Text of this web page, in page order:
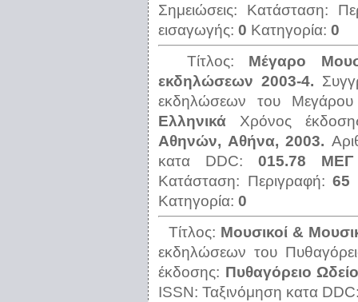
Σημειώσεις: Κατάσταση:
εισαγωγής: 0 Κατηγορία: 0
Τίτλος: Μέγαρο
εκδηλώσεων 2003-4.
εκδηλώσεων του
Ελληνικά
Χρόνος
Αθηνών, Αθήνα, 2003.
κατα DDC: 015.78 ΜΕΓ
Κατάσταση: Περιγραφή:65
Κατηγορία: 0
Τίτλος: Μουσικοί &
εκδηλώσεων του
έκδοσης: Πυθαγόρειο
ISSN: Ταξινόμηση κατα